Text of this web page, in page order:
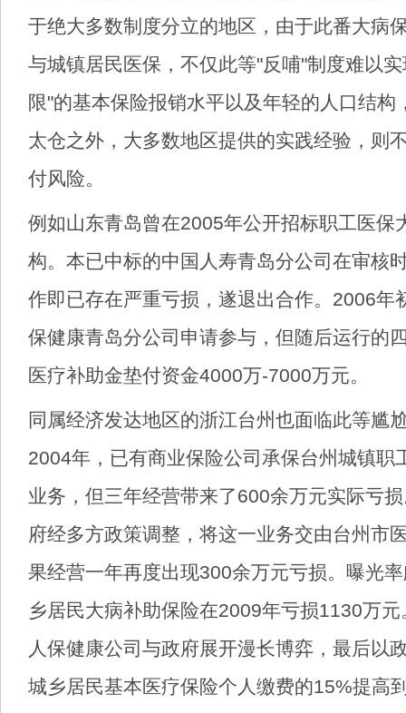
于绝大多数制度分立的地区，由于此番大病
与城镇居民医保，不仅此等"反哺"制度难以
限"的基本保险报销水平以及年轻的人口结构
太仓之外，大多数地区提供的实践经验，则
付风险。
例如山东青岛曾在2005年公开招标职工医保
构。本已中标的中国人寿青岛分公司在审核
作即已存在严重亏损，遂退出合作。2006年
保健康青岛分公司申请参与，但随后运行的
医疗补助金垫付资金4000万-7000万元。
同属经济发达地区的浙江台州也面临此等尴
2004年，已有商业保险公司承保台州城镇职
业务，但三年经营带来了600余万元实际亏
府经多方政策调整，将这一业务交由台州市
果经营一年再度出现300余万元亏损。曝光
乡居民大病补助保险在2009年亏损1130万
人保健康公司与政府展开漫长博弈，最后以
城乡居民基本医疗保险个人缴费的15%提高